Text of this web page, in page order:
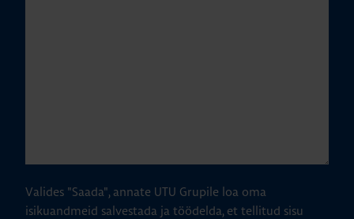
Valides "Saada", annate UTU Grupile loa oma
isikuandmeid salvestada ja töödelda, et tellitud sisu